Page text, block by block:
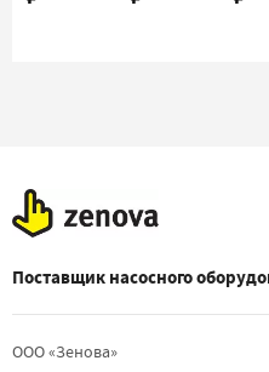
Поставщик насосного
ООО «Зенова»